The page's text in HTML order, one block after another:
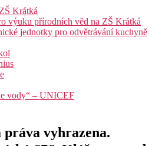
Krátká
výuku přírodních věd na ZŠ Krátká
jednotky pro odvětrávání kuchyně
vody“ – UNICEF
vyhrazena.